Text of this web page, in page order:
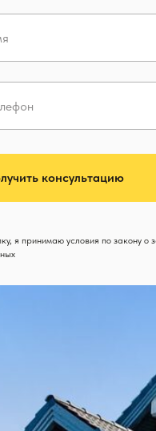
консультацию
я принимаю условия по закону о